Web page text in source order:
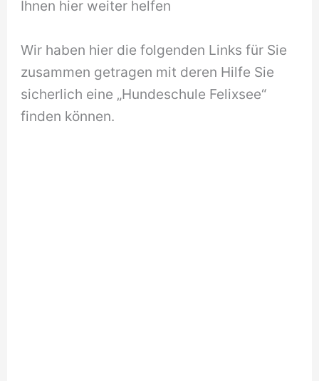
Ihnen hier weiter helfen
Wir haben hier die folgenden Links für Sie
zusammen getragen mit deren Hilfe Sie
sicherlich eine „Hundeschule Felixsee“
finden können.